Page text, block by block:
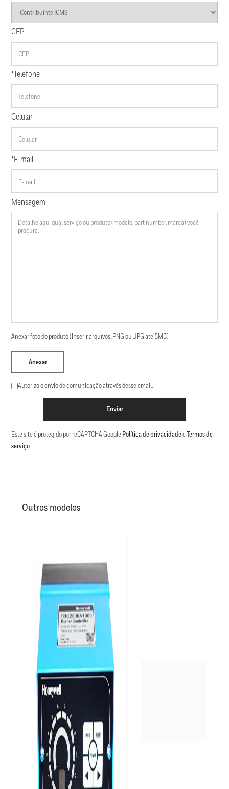
CEP
*Telefone
Celular
*E-mail
Mensagem
Anexar foto do produto (Inserir arquivos .PNG ou .JPG até 5MB)
Anexar
Autorizo o envio de comunicação através desse email.
Enviar
Este site é protegido por reCAPTCHA Google Política de privacidadee Termos de
serviço.
Outros modelos